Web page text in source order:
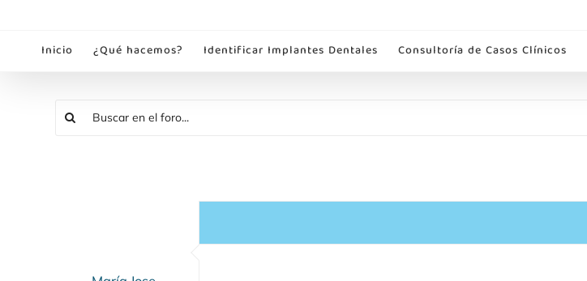
contenidoInicio ¿Qué hacemos? Identificar Implantes Dentales Consultoría de Casos Clínicos